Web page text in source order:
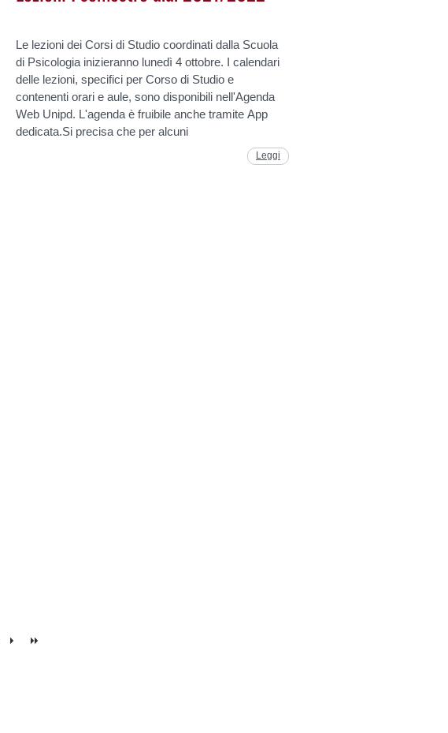
Le lezioni dei Corsi di Studio coordinati dalla Scuola
di Psicologia inizieranno lunedì 4 ottobre. I calendari
delle lezioni, specifici per Corso di Studio e
contenenti orari e aule, sono disponibili nell'Agenda
Web Unipd. L'agenda è fruibile anche tramite App
dedicata.Si precisa che per alcuni
Leggi